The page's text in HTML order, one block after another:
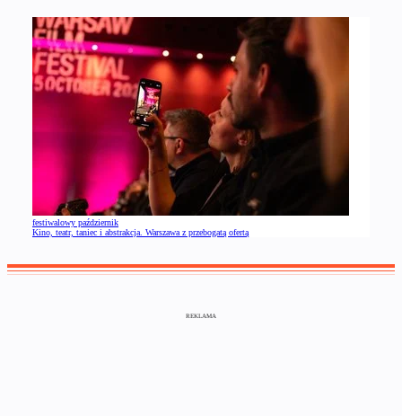
festiwalowy październik
Kino, teatr, taniec i abstrakcja. Warszawa z przebogatą ofertą
REKLAMA